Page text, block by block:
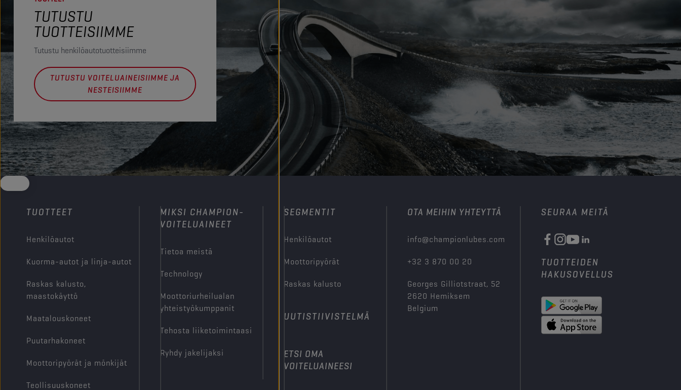
TUTUSTU
TUOTTEISIIMME
Tutustu henkilöautotuotteisiimme
TUTUSTU VOITELUAINEISIIMME JA
NESTEISIIMME
TUOTTEET
Henkilöautot
Kuorma-autot ja linja-autot
Raskas kalusto,
maastokäyttö
Maatalouskoneet
Puutarhakoneet
Moottoripyörät ja mönkijät
Teollisuuskoneet
MIKSI CHAMPION-
VOITELUAINEET
Tietoa meistä
Technology
Moottoriurheilualan
yhteistyökumppanit
Tehosta liiketoimintaasi
Ryhdy jakelijaksi
SEGMENTIT
Henkilöautot
Moottoripyörät
Raskas kalusto
UUTISTIIVISTELMÄ
ETSI OMA
VOITELUAINEESI
OTA MEIHIN YHTEYTTÄ
info@championlubes.com
+32 3 870 00 20
Georges Gilliotstraat, 52
2620 Hemiksem
Belgium
SEURAA MEITÄ
TUOTTEIDEN
HAKUSOVELLUS